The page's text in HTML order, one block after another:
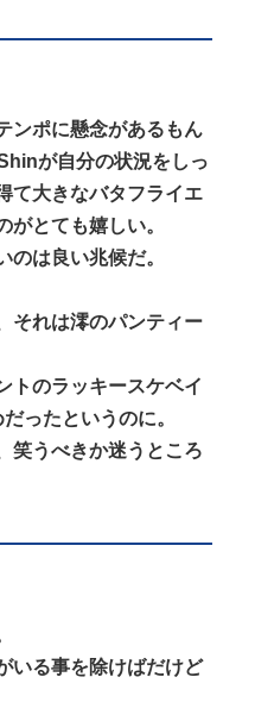
ンポに懸念があるもん
が自分の状況をしっ
て大きなバタフライエ
がとても嬉しい。
のは良い兆候だ。
それは澪のパンティー
トのラッキースケベイ
ったというのに。
笑うべきか迷うところ
いる事を除けばだけど